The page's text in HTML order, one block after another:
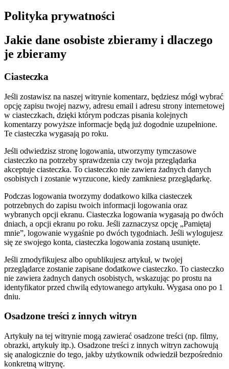
Polityka prywatności
Jakie dane osobiste zbieramy i dlaczego
je zbieramy
Ciasteczka
Jeśli zostawisz na naszej witrynie komentarz, będziesz mógł wybrać
opcję zapisu twojej nazwy, adresu email i adresu strony internetowej
w ciasteczkach, dzięki którym podczas pisania kolejnych
komentarzy powyższe informacje będą już dogodnie uzupełnione.
Te ciasteczka wygasają po roku.
Jeśli odwiedzisz stronę logowania, utworzymy tymczasowe
ciasteczko na potrzeby sprawdzenia czy twoja przeglądarka
akceptuje ciasteczka. To ciasteczko nie zawiera żadnych danych
osobistych i zostanie wyrzucone, kiedy zamkniesz przeglądarkę.
Podczas logowania tworzymy dodatkowo kilka ciasteczek
potrzebnych do zapisu twoich informacji logowania oraz
wybranych opcji ekranu. Ciasteczka logowania wygasają po dwóch
dniach, a opcji ekranu po roku. Jeśli zaznaczysz opcję „Pamiętaj
mnie”, logowanie wygaśnie po dwóch tygodniach. Jeśli wylogujesz
się ze swojego konta, ciasteczka logowania zostaną usunięte.
Jeśli zmodyfikujesz albo opublikujesz artykuł, w twojej
przeglądarce zostanie zapisane dodatkowe ciasteczko. To ciasteczko
nie zawiera żadnych danych osobistych, wskazując po prostu na
identyfikator przed chwilą edytowanego artykułu. Wygasa ono po 1
dniu.
Osadzone treści z innych witryn
Artykuły na tej witrynie mogą zawierać osadzone treści (np. filmy,
obrazki, artykuły itp.). Osadzone treści z innych witryn zachowują
się analogicznie do tego, jakby użytkownik odwiedził bezpośrednio
konkretną witrynę.